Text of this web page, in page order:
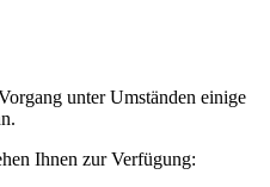
unter Umständen einige
Ihnen zur Verfügung: